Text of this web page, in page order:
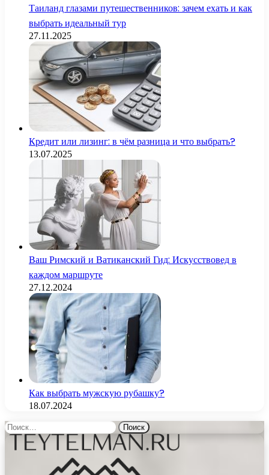
Таиланд глазами путешественников: зачем ехать и как
выбрать идеальный тур
27.11.2025
Кредит или лизинг: в чём разница и что выбрать?
13.07.2025
Ваш Римский и Ватиканский Гид: Искусствовед в
каждом маршруте
27.12.2024
Как выбрать мужскую рубашку?
18.07.2024
Найти: